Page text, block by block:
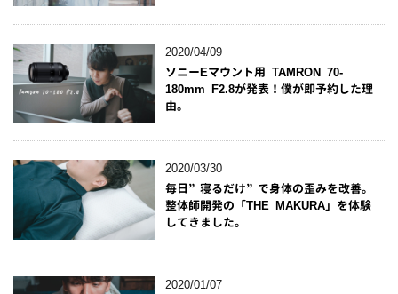
2020/04/09
ソニーEマウント用 TAMRON 70-
180mm F2.8が発表！僕が即予約した理
由。
2020/03/30
毎日”寝るだけ”で身体の歪みを改善。
整体師開発の「THE MAKURA」を体験
してきました。
2020/01/07